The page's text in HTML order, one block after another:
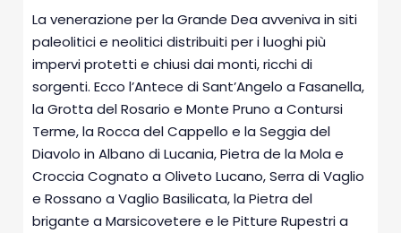
La venerazione per la Grande Dea avveniva in siti
paleolitici e neolitici distribuiti per i luoghi più
impervi protetti e chiusi dai monti, ricchi di
sorgenti. Ecco l’Antece di Sant’Angelo a Fasanella,
la Grotta del Rosario e Monte Pruno a Contursi
Terme, la Rocca del Cappello e la Seggia del
Diavolo in Albano di Lucania, Pietra de la Mola e
Croccia Cognato a Oliveto Lucano, Serra di Vaglio
e Rossano a Vaglio Basilicata, la Pietra del
brigante a Marsicovetere e le Pitture Rupestri a